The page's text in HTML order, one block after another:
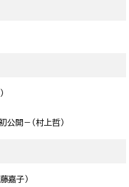
開－（村上哲）
嘉子）